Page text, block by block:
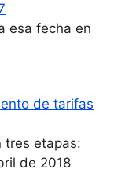
esa fecha en
de tarifas
tres etapas:
de 2018